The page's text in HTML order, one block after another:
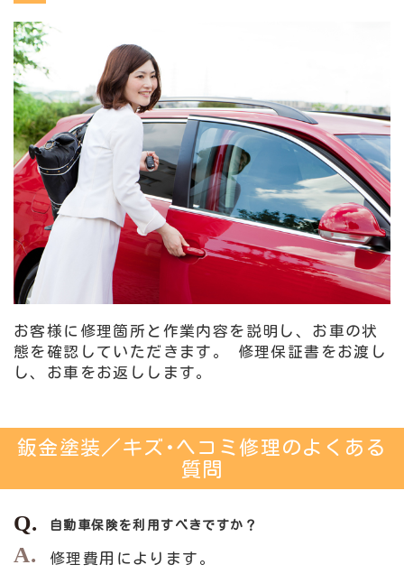
お客様に修理箇所と作業内容を説明し、お車の状
態を確認していただきます。 修理保証書をお渡し
し、お車をお返しします。
鈑金塗装／キズ･ヘコミ修理のよくある
質問
自動車保険を利用すべきですか？
修理費用によります。